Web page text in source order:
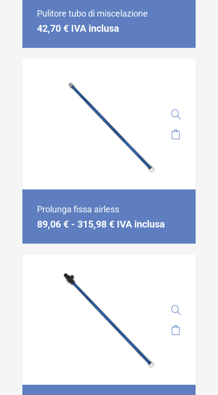
Pulitore tubo di miscelazione
42,70 € IVA inclusa
Prolunga fissa airless
89,06 € - 315,98 € IVA inclusa